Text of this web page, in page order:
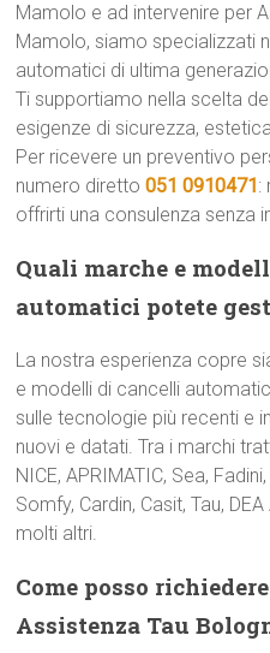
Mamolo e ad intervenire per
Mamolo, siamo specializzati
automatici di ultima
Ti supportiamo nella scelta
esigenze di sicurezza,
Per ricevere un preventivo
numero diretto051 0910471:
offrirti una consulenza senza
Quali marche e
automatici potete
La nostra esperienza copre
e modelli di cancelli
sulle tecnologie più recenti e
nuovi e datati. Tra i marchi
NICE, APRIMATIC, Sea,
Somfy, Cardin, Casit, Tau,
molti altri.
Come posso
Assistenza Tau